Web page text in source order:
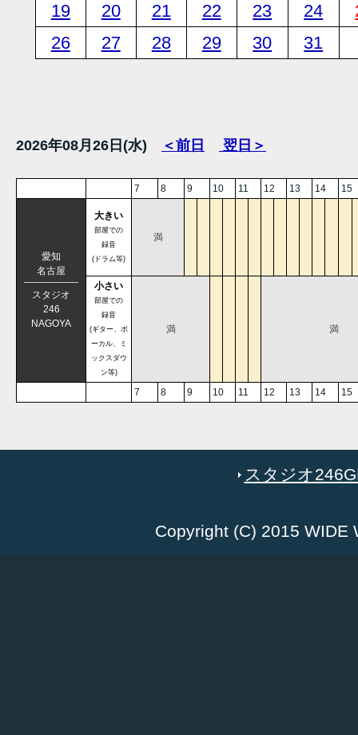
19
20 21 22 23 24
26
27 28 29 30 31
2026年08月26日(水) ＜前日 翌日＞
7 8 9 10 11 12 13 14 15
愛知
名古屋
スタジオ
246
NAGOYA
大きい
部屋での
録音
(ドラム等)
満
小さい
部屋での
録音
(ギター、ボ
ーカル、ミ
ックスダウ
ン等)
満 満
7 8 9 10 11 12 13 14 15
スタジオ
Copyright (C) 2015 WIDE